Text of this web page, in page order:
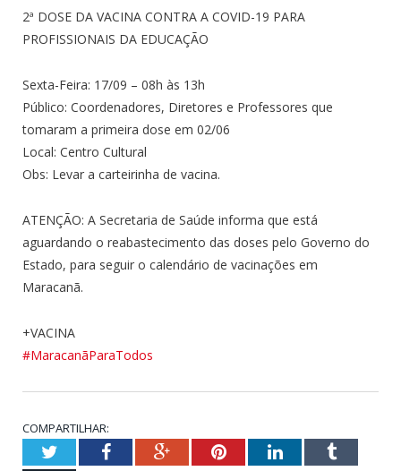
2ª DOSE DA VACINA CONTRA A COVID-19 PARA
PROFISSIONAIS DA EDUCAÇÃO
Sexta-Feira: 17/09 – 08h às 13h
Público: Coordenadores, Diretores e Professores que
tomaram a primeira dose em 02/06
Local: Centro Cultural
Obs: Levar a carteirinha de vacina.
ATENÇÃO: A Secretaria de Saúde informa que está
aguardando o reabastecimento das doses pelo Governo do
Estado, para seguir o calendário de vacinações em
Maracanã.
+VACINA
#MaracanãParaTodos
COMPARTILHAR:
TwitterFacebookGoogle+PinterestLinkedInTumblr